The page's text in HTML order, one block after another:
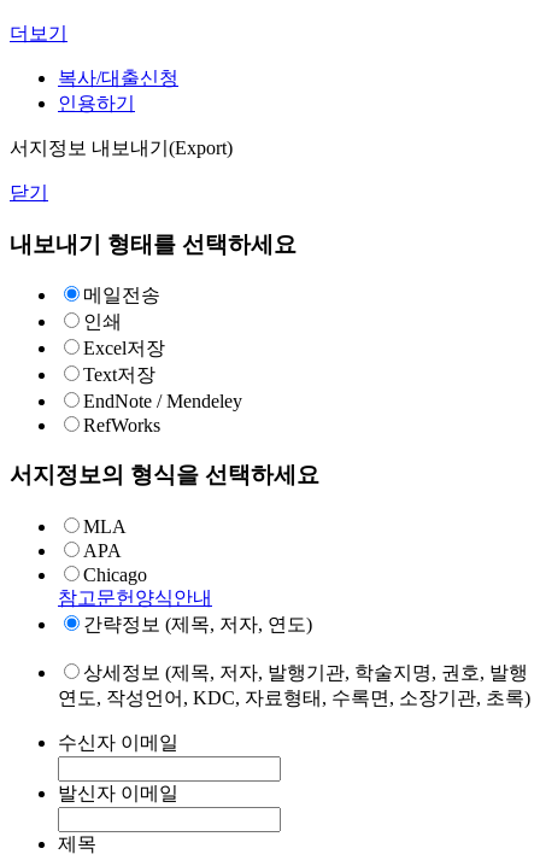
더보기
복사/대출신청
인용하기
서지정보 내보내기(Export)
닫기
내보내기 형태를 선택하세요
메일전송
인쇄
Excel저장
Text저장
EndNote / Mendeley
RefWorks
서지정보의 형식을 선택하세요
MLA
APA
Chicago
참고문헌양식안내
간략정보 (제목, 저자, 연도)
상세정보 (제목, 저자, 발행기관, 학술지명, 권호, 발행
연도, 작성언어, KDC, 자료형태, 수록면, 소장기관, 초록)
수신자 이메일
발신자 이메일
제목